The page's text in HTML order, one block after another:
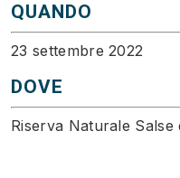
QUANDO
23 settembre 2022
DOVE
Riserva Naturale Salse